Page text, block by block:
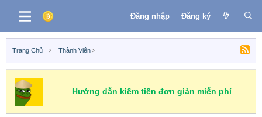
Đăng nhập Đăng ký
Trang Chủ Thành Viên
Hướng dẫn kiếm tiền đơn giản miễn phí